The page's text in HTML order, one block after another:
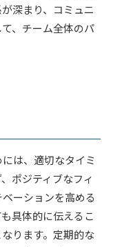
深まり、コミュニ
、チーム全体のパ
は、適切なタイミ
ポジティブなフィ
ーションを高める
具体的に伝えるこ
ります。定期的な